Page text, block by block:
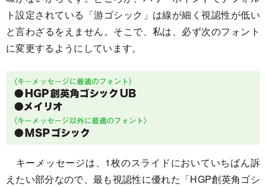
ト設定されている「游ゴシック」は線が細く視認性が低い
と言わざるをえません。そこで、私は、必ず次のフォント
に変更するようにしています。
キーメッセージは、1枚のスライドにおいていちばん訴
えたい部分なので、最も視認性に優れた「HGP創英角ゴシ